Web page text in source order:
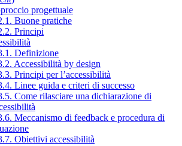
progettuale
Buone pratiche
Principi
Definizione
Accessibilità by design
Principi per l’accessibilità
Linee guida e criteri di successo
Come rilasciare una dichiarazione di
Meccanismo di feedback e procedura di
Obiettivi accessibilità